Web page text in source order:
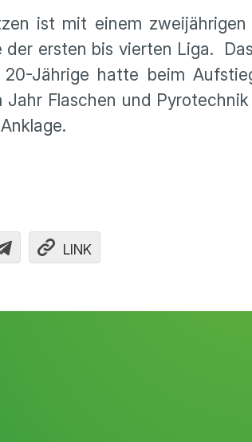
ist mit einem
der ersten bis vierten Liga.
Jährige hatte beim
Flaschen und
LINK